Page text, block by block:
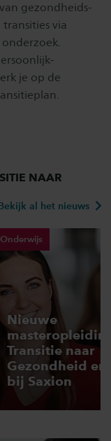
gezondheids-
via
je op de
NAAR
al het nieuws
Onderwijs
Nieuwe
Transitie naar
Gezondheid en
bij Saxion